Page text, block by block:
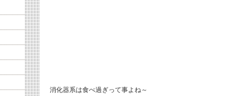
消化器系は食べ過ぎって事よね～